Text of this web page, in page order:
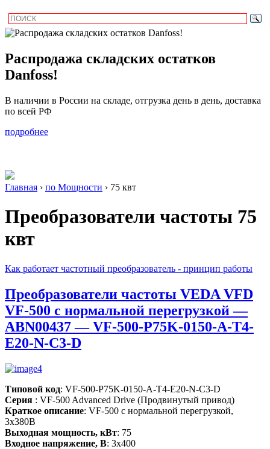
Распродажа складских остатков
Danfoss!
В наличии в России на складе, отгрузка день в день, доставка
по всей РФ
подробнее
Главная › по Мощности › 75 квт
Преобразователи частоты 75
квт
Как работает частотный преобразователь - принцип работы
Преобразователи частоты VEDA VFD
VF-500 с нормальной перегрузкой —
ABN00437 — VF-500-P75K-0150-A-T4-
E20-N-C3-D
Типовой код: VF-500-P75K-0150-A-T4-E20-N-C3-D
Серия : VF-500 Advanced Drive (Продвинутый привод)
Краткое описание: VF-500 c нормальной перегрузкой,
3х380В
Выходная мощность, кВт: 75
Входное напряжение, В: 3х400